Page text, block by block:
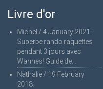
Livre d'or
Michel / 4 January 2021 :
Superbe rando raquettes
pendant 3 jours avec
Wannes! Guide de...
Nathalie/ 19 February
2018: